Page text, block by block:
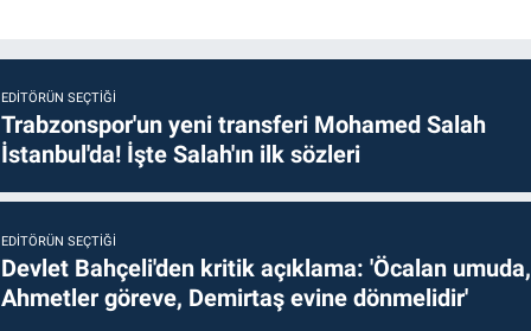
EDITÖRÜN SEÇTIĞI
Trabzonspor'un yeni transferi Mohamed Salah
İstanbul'da! İşte Salah'ın ilk sözleri
EDITÖRÜN SEÇTIĞI
Devlet Bahçeli'den kritik açıklama: 'Öcalan umuda,
Ahmetler göreve, Demirtaş evine dönmelidir'